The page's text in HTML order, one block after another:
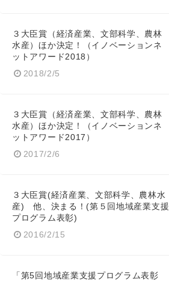
３大臣賞（経済産業、文部科学、農林
水産）ほか決定！（イノベーションネ
ットアワード2018）
2018/2/5
３大臣賞（経済産業、文部科学、農林
水産）ほか決定！（イノベーションネ
ットアワード2017）
2017/2/6
３大臣賞(経済産業、文部科学、農林水
産) 他、決まる！(第５回地域産業支援
プログラム表彰)
2016/2/15
「第5回地域産業支援プログラム表彰